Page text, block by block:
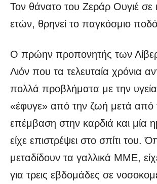
Τον θάνατο του Ζεράρ Ουγιέ σε
ετών, θρηνεί το παγκόσμιο
Ο πρώην προπονητής των
Λιόν που τα τελευταία χρόνια
πολλά προβλήματα με την
«έφυγε» από την ζωή μετά από
επέμβαση στην καρδιά και μία
είχε επιστρέψει στο σπίτι του.
μεταδίδουν τα γαλλικά ΜΜΕ,
για τρεις εβδομάδες σε